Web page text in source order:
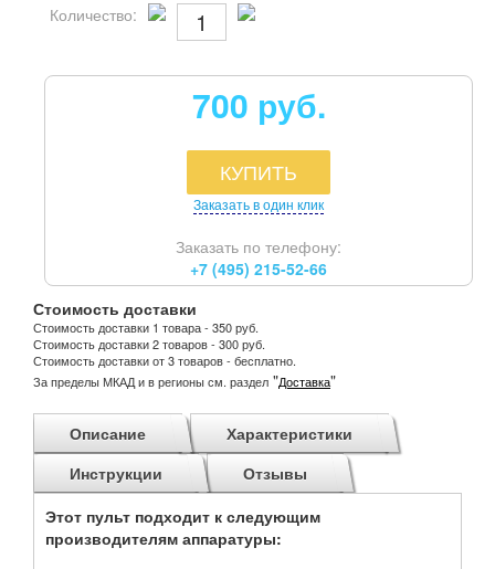
Количество:
700 руб.
КУПИТЬ
Заказать в один клик
Заказать по телефону:
+7 (495) 215-52-66
Стоимость доставки
Стоимость доставки 1 товара - 350 руб.
Стоимость доставки 2 товаров - 300 руб.
Стоимость доставки от 3 товаров - бесплатно.
За пределы МКАД и в регионы см. раздел "Доставка"
Описание
Характеристики
Инструкции
Отзывы
Этот пульт подходит к следующим
производителям аппаратуры: